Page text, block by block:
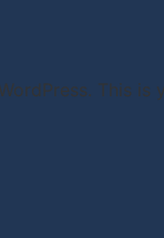
This